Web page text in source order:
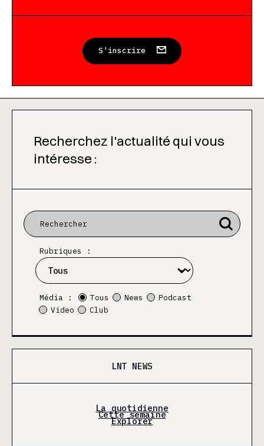
S'inscrire
Recherchez l'actualité qui vous
intéresse :
Rubriques :
Média : Tous News
Podcast
Video
Club
LNT NEWS
La quotidienne
Cette semaine
Explorer